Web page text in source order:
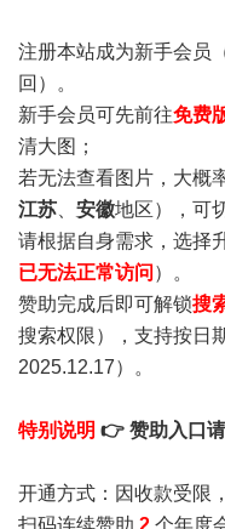
注册本站成为新手会员
回）。
新手会员可先前往免费
清大图；
若无法查看图片，大概
江苏
安徽地区），可
请根据自身需求，选择
已无法正常访问 ）。
赞助完成后即可解锁搜
搜索权限），支持按日
2025.12.17）。
特别说明 👉 赞助入口
开通方式：因收款受限
扫码连续赞助 2 个年度